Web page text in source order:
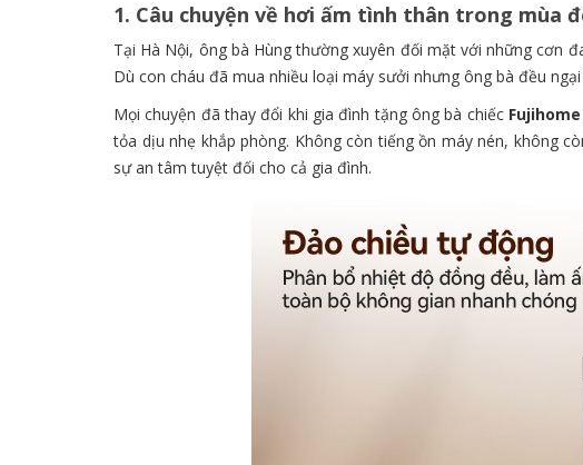
1. Câu chuyện về hơi ấm tình thân trong mùa
Tại Hà Nội, ông bà Hùng thường xuyên đối mặt với những cơn
Dù con cháu đã mua nhiều loại máy sưởi nhưng ông bà đều
Mọi chuyện đã thay đổi khi gia đình tặng ông bà chiếc Fujihome
tỏa dịu nhẹ khắp phòng. Không còn tiếng ồn máy nén, không
sự an tâm tuyệt đối cho cả gia đình.